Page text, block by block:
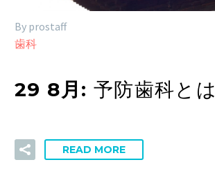
By prostaff
歯科
29 8月: 予防歯科とは
READ MORE